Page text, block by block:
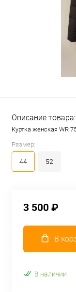
Описание товара:
Куртка женская WR
Размер:
44 52
3 500 ₽
В
В наличии